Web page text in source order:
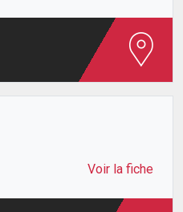
Voir la fiche